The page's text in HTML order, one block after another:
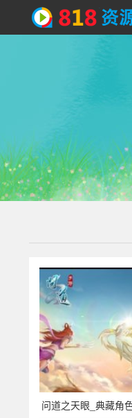
818
问道之天眼_典藏角